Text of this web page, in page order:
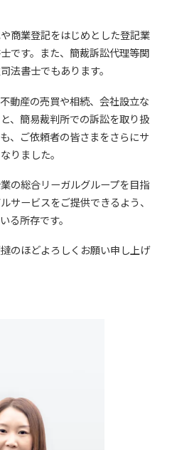
商業登記をはじめとした登記業
です。また、簡裁訴訟代理等関
法書士でもあります。
動産の売買や相続、会社設立な
、簡易裁判所での訴訟を取り扱
、ご依頼者の皆さまをさらにサ
りました。
の総合リーガルグループを目指
サービスをご提供できるよう、
る所存です。
のほどよろしくお願い申し上げ